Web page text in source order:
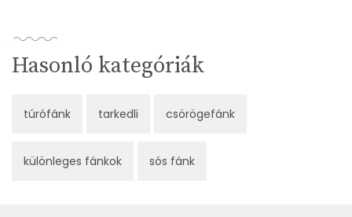
Hasonló kategóriák
túrófánk tarkedli csörögefánk
különleges fánkok sós fánk